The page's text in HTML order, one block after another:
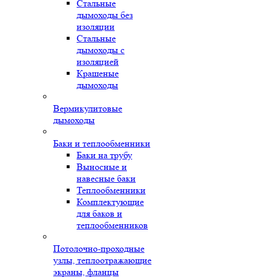
Стальные
дымоходы без
изоляции
Стальные
дымоходы с
изоляцией
Крашеные
дымоходы
Вермикулитовые
дымоходы
Баки и теплообменники
Баки на трубу
Выносные и
навесные баки
Теплообменники
Комплектующие
для баков и
теплообменников
Потолочно-проходные
узлы, теплоотражающие
экраны, фланцы